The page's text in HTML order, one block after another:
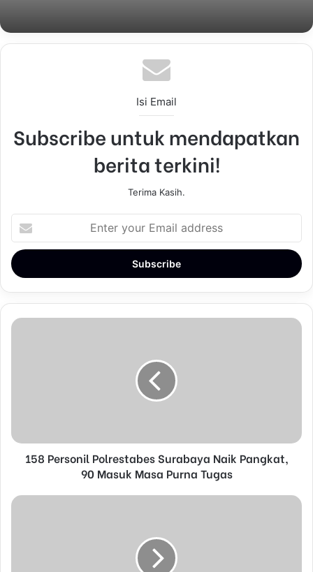
Isi Email
Subscribe untuk mendapatkan
berita terkini!
Terima Kasih.
e
y
u
d
s
158 Personil Polrestabes Surabaya Naik Pangkat,
90 Masuk Masa Purna Tugas